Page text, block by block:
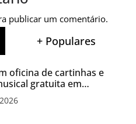
publicar um comentário.
+ Populares
oficina de cartinhas e
gratuita em